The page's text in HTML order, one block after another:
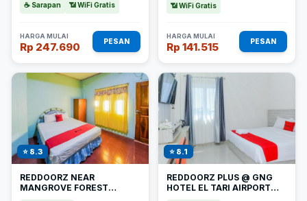
☕ Sarapan 📶 WiFi Gratis
HARGA MULAI
Rp 247.690 PESAN
📶 WiFi Gratis
HARGA MULAI
Rp 141.515 PESAN
⭐ 8.3
REDDOORZ NEAR
MANGROVE FOREST
⭐ 8.1
REDDOORZ PLUS @ GNG
HOTEL EL TARI AIRPORT